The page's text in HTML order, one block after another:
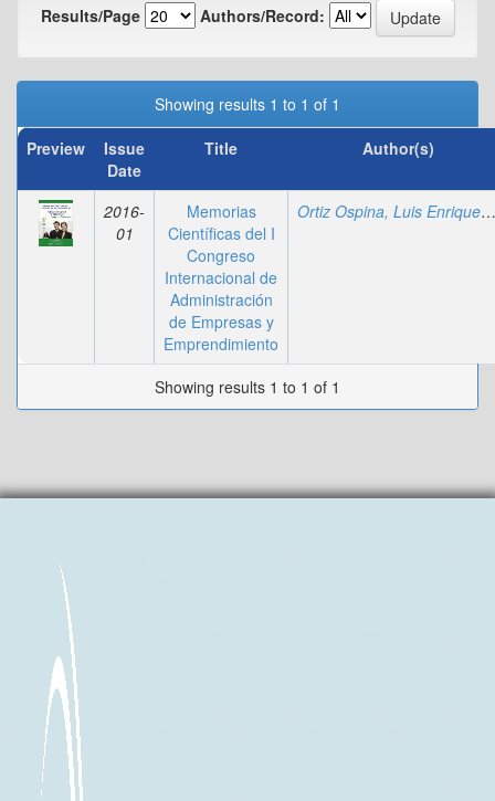
Results/Page
Authors/Record:
Showing results 1 to 1 of 1
Preview
Issue
Date
Title Author(s)
2016-
01
Memorias
Científicas del I
Congreso
Internacional de
Administración
de Empresas y
Emprendimiento
Ortiz Ospina, Luis Enrique
;
Showing results 1 to 1 of 1